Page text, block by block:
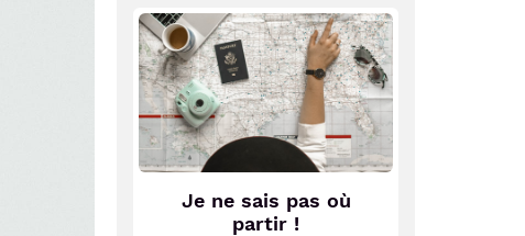
Je ne sais pas où
partir !